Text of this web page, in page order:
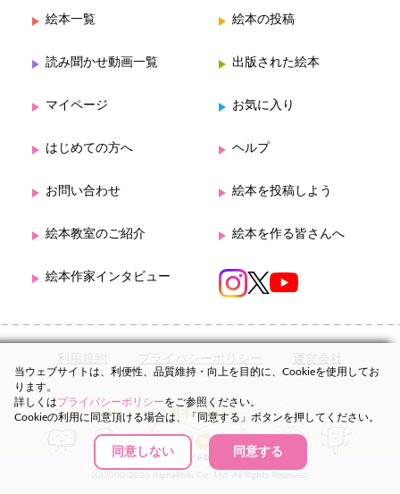
絵本一覧 絵本の投稿
読み聞かせ動画一覧 出版された絵本
マイページ お気に入り
はじめての方へ ヘルプ
お問い合わせ 絵本を投稿しよう
絵本教室のご紹介 絵本を作る皆さんへ
絵本作家インタビュー
利用規約 プライバシーポリシー 運営会社
(C)2000-2026 AlphaPolis Co., Ltd. All Rights Reserved.
当ウェブサイトは、利便性、品質維持・向上を目的に、Cookieを使用してお
ります。
詳しくはプライバシーポリシーをご参照ください。
Cookieの利用に同意頂ける場合は、「同意する」ボタンを押してください。
同意しない 同意する